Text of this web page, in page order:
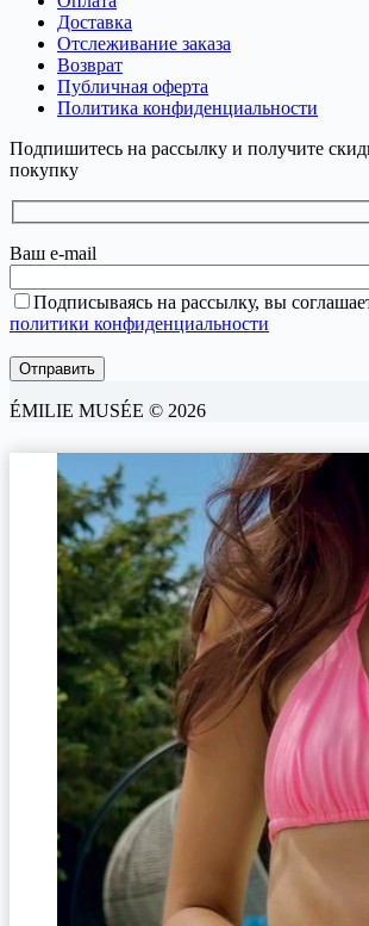
Доставка
Отслеживание заказа
Возврат
Публичная оферта
Политика конфиденциальности
Подпишитесь на рассылку и получите
покупку
Ваш e-mail
Подписываясь на рассылку, вы
политики конфиденциальности
ÉMILIE MUSÉE © 2026